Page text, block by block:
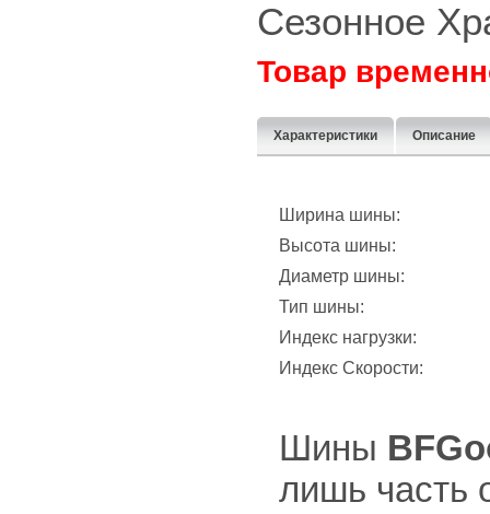
Сезонное
Товар
Характеристики Описание
Ширина шины:
Высота шины:
Диаметр шины:
Тип шины:
Индекс нагрузки:
Индекс Скорости:
Шины
лишь часть